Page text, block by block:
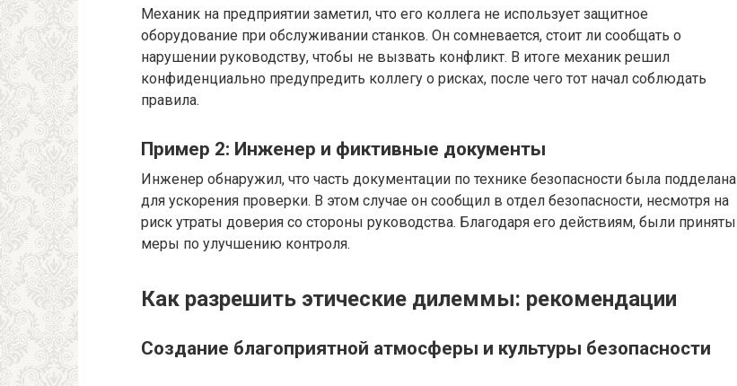
Механик на предприятии заметил, что его коллега не использует защитное
оборудование при обслуживании станков. Он сомневается, стоит ли сообщать о
нарушении руководству, чтобы не вызвать конфликт. В итоге механик решил
конфиденциально предупредить коллегу о рисках, после чего тот начал соблюдать
правила.
Пример 2: Инженер и фиктивные документы
Инженер обнаружил, что часть документации по технике безопасности была подделана
для ускорения проверки. В этом случае он сообщил в отдел безопасности, несмотря на
риск утраты доверия со стороны руководства. Благодаря его действиям, были приняты
меры по улучшению контроля.
Как разрешить этические дилеммы: рекомендации
Создание благоприятной атмосферы и культуры безопасности